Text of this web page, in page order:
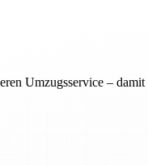
Umzugsservice – damit